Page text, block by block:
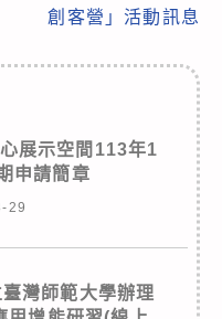
創客營」活動訊息
展示空間113年1
申請簡章
29
灣師範大學辦理